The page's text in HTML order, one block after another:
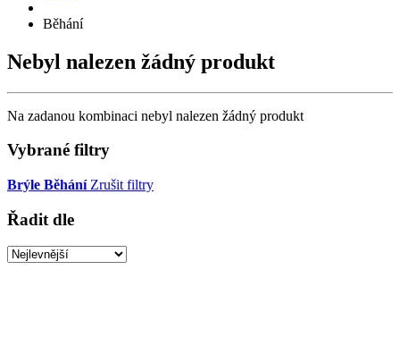
Běhání
Nebyl nalezen žádný produkt
Na zadanou kombinaci nebyl nalezen žádný produkt
Vybrané filtry
Brýle Běhání Zrušit filtry
Řadit dle